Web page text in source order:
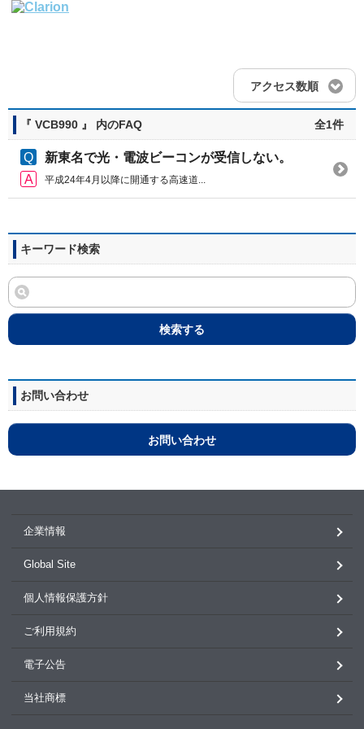
アクセス数順
『 VCB990 』 内のFAQ 全1件
新東名で光・電波ビーコンが受信しない。
平成24年4月以降に開通する高速道...
キーワード検索
検索する
お問い合わせ
お問い合わせ
企業情報
Global Site
個人情報保護方針
ご利用規約
電子公告
当社商標